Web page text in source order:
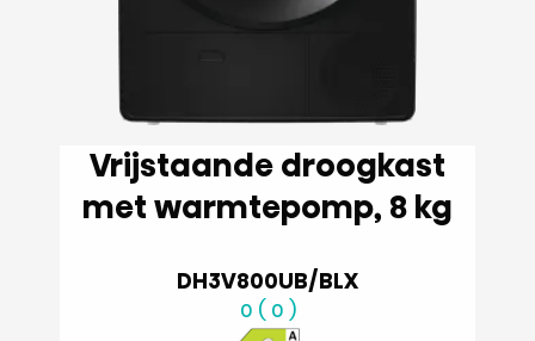
Vrijstaande droogkast
met warmtepomp, 8 kg
DH3V800UB/BLX
0 ( 0 )